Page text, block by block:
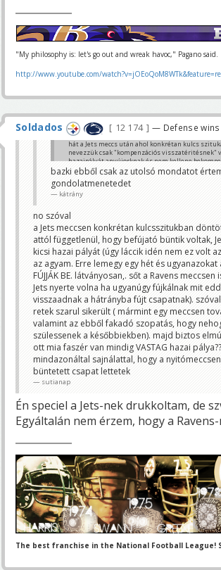
"My philosophy is: let's go out and wreak havoc," Pagano said.
http://www.youtube.com/
Soldados 12 174 — Defense
hát a Jets meccs után ahol konkrétan kulcs
nevezzük csak "kompenzációs visszatéritésnek"
hazaipályát anyújorknak és nem kellene
Falkó 4000-et még mindig tartya Igor?????????
sutianap
bazki ebből csak az utolsó mondatot
gondolatmenetedet
kátrány
no szóval
a Jets meccsen konkrétan kulcsszitukban
attól függetlenül, hogy befújató büntik voltak,
kicsi hazai pályát (úgy láccik idén nem ez volt
az agyam. Erre lemegy egy hét és
FÚJJÁK BE. látványosan,. sőt a Ravens
Jets nyerte volna ha ugyanúgy fújkálnak mit
visszaadnak a hátrányba fújt csapatnak).
retek szarul sikerült ( mármint egy meccsen
valamint az ebből fakadó szopatás, hogy
szülessenek a későbbiekben). majd biztos
ott mia faszér van mindig VASTAG hazai
mindazonáltal sajnálattal, hogy a
büntetett csapat lettetek
sutianap
Én speciel a Jets-nek drukkoltam, de
Egyáltalán nem érzem, hogy a
The best franchise in the National Football League!